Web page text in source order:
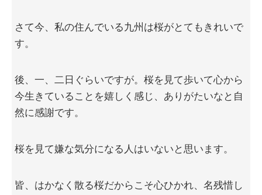
さて今、私の住んでいる九州は桜がとてもきれいで
す。
後、一、二日ぐらいですが。桜を見て歩いて心から
今生きていることを嬉しく感じ、ありがたいなと自
然に感謝です。
桜を見て嫌な気分になる人はいないと思います。
皆、はかなく散る桜だからこそ心ひかれ、名残惜し